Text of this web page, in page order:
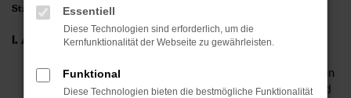
Stand: Dezember 2016
I. Auftragserteilung
Im Auftragsschein oder in einem Bestätigungsschreiben
sind die zu erbringenden Leistungen zu bezeichnen und
Essentiell
Diese Technologien sind erforderlich, um die
Kernfunktionalität der Webseite zu gewährleisten.
Funktional
Diese Technologien bieten die bestmögliche Funktionalität